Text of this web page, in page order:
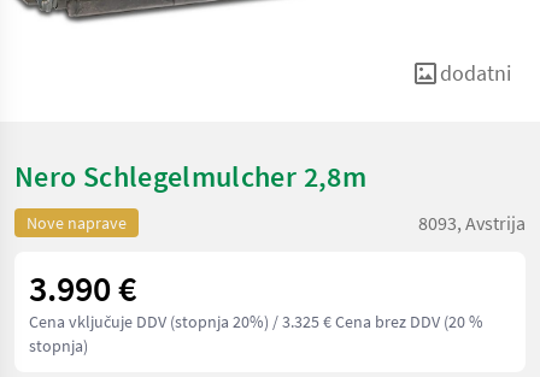
dodatni
Nero Schlegelmulcher 2,8m
Nove naprave 8093, Avstrija
3.990 €
Cena vključuje DDV (stopnja 20%) / 3.325 € Cena brez DDV (20 %
stopnja)